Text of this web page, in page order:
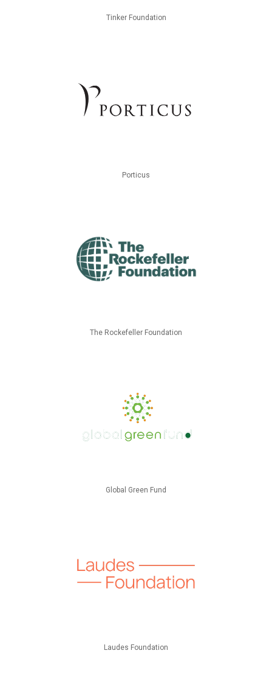
Tinker Foundation
Porticus
The Rockefeller Foundation
Global Green Fund
Laudes Foundation